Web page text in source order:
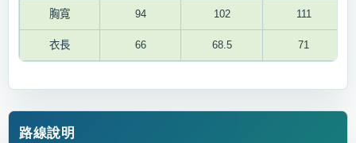
胸寬 94 102 111
衣長 66 68.5 71
路線說明